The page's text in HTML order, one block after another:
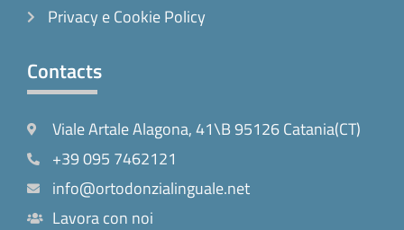
Privacy e Cookie Policy
Contacts
Viale Artale Alagona, 41\B 95126 Catania(CT)
+39 095 7462121
info@ortodonzialinguale.net
Lavora con noi